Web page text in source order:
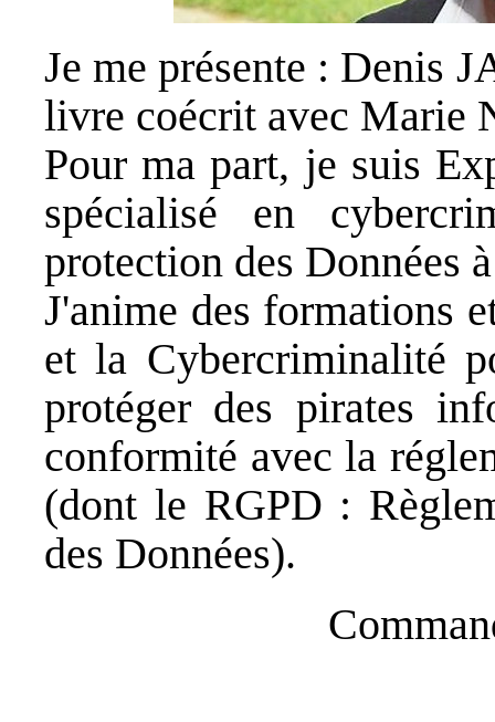
Je me présente : Denis
livre coécrit avec Marie
Pour ma part, je suis
spécialisé en
protection des Données
J'anime des formations
et la Cybercriminalité
protéger des pirates
conformité avec la
(dont le RGPD :
des Données).